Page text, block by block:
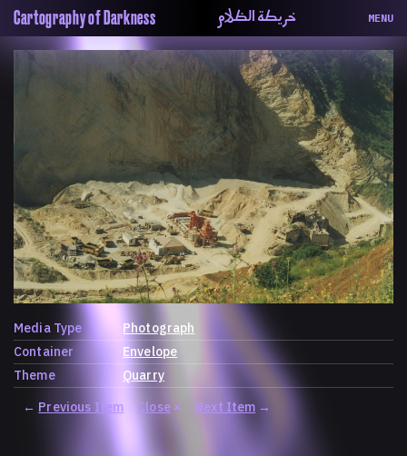
Cartography of Darkness خريطة الظلام MENU
ماهيتنا
الخريطة
السلسة
الحاوية
Contributors
المساهمين
التختيم
Media Type
Photograph
Container
Envelope
Theme
Quarry
← Previous Item Close× Next Item →